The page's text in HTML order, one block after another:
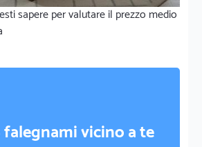
sapere per valutare il prezzo medio
falegnami vicino a te